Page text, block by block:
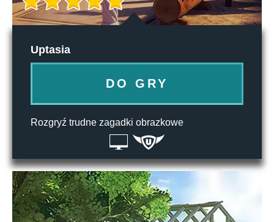
Uptasia
DO GRY
Rozgryź trudne zagadki obrazkowe